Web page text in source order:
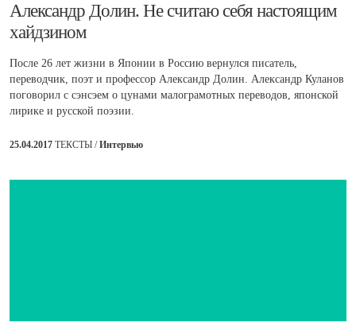
​Александр Долин. Не считаю себя настоящим
хайдзином
После 26 лет жизни в Японии в Россию вернулся писатель,
переводчик, поэт и профессор Александр Долин. Александр Куланов
поговорил с сэнсэем о цунами малограмотных переводов, японской
лирике и русской поэзии.
25.04.2017 ТЕКСТЫ /Интервью